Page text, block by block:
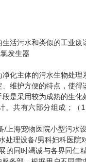
活污水和类似的工业废
发生器
化主体的污水生物处
维护方便的特点，使
是采用较为成熟的生
。共有六部分组成；（ 1
/上海宠物医院小型污水
处理设备/男科妇科医院
的同时竭诚与各界同仁